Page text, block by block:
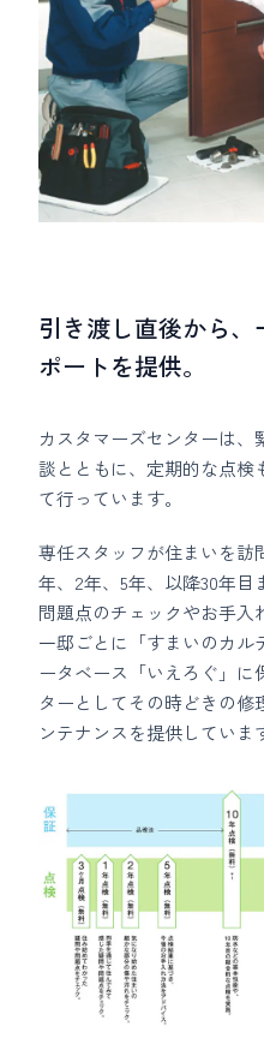
引き渡し直後から
ポートを提供。
カスタマーズセンターは、
談とともに、定期的な点検
て行っています。
専任スタッフが住まいを訪
年、2年、5年、以降30年
問題点のチェックやお手入
一邸ごとに「すまいのカ
ータベース「いえろぐ」に
ターとしてその時どきの修
ンテナンスを提供していま